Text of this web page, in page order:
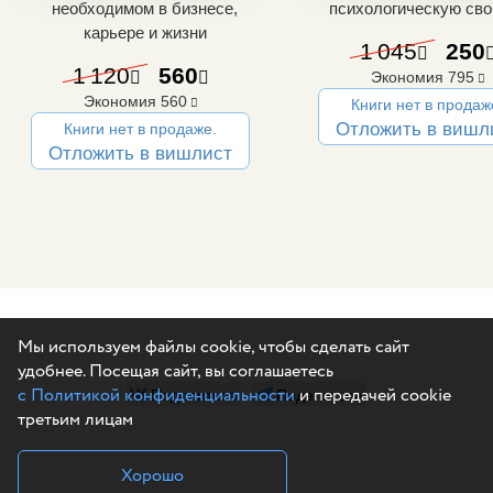
необходимом в бизнесе,
карьере и жизни
1 120 560
Экономия 560
Книги нет в продаже.
Отложить в вишлист
психологическую
1 045 250
Экономия 795
Книги нет в
Отложить в
Поделиться Поделиться
Мы используем файлы cookie, чтобы сделать сайт
удобнее. Посещая сайт, вы соглашаетесь
с Политикой конфиденциальностии передачей cookie
третьим лицам
Хорошо